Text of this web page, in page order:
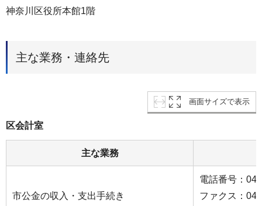
神奈川区役所本館1階
主な業務・連絡先
画面サイズで表示
区会計室
主な業務
市公金の収入・支出手続き
電話番号：
ファクス：